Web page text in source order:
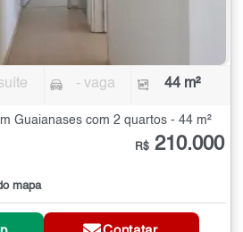
- vaga 44 m²
Guaianases com 2 quartos - 44 m²
mapa
R$ 210.000